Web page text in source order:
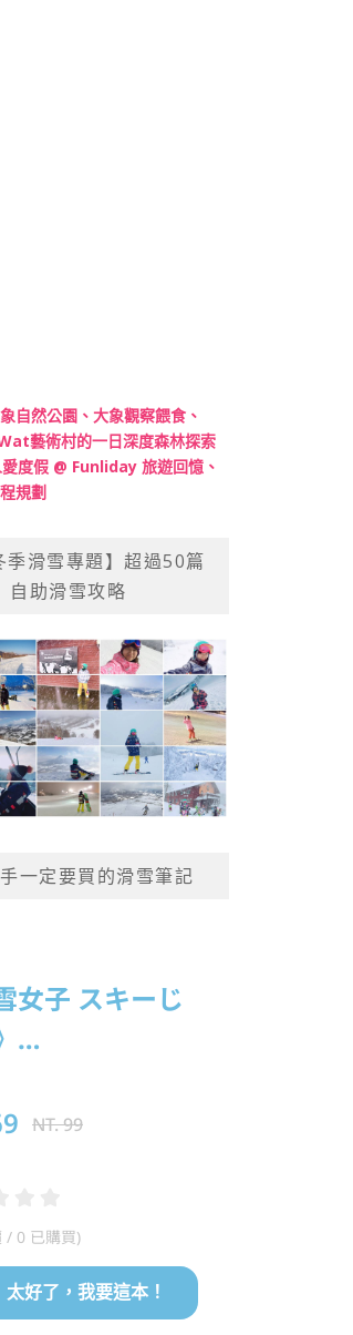
自然公園、大象觀察餵食、
藝術村的一日深度森林探索
度假 @ Funliday 旅遊回憶、
規劃
季滑雪專題】超過50篇
自助滑雪攻略
一定要買的滑雪筆記